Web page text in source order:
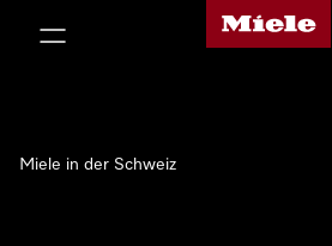
Miele-Homepage
Miele in der Schweiz